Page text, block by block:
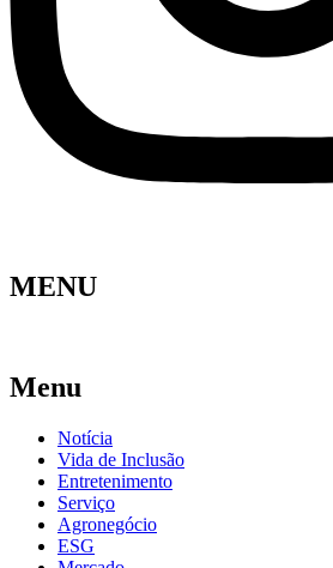
MENU
Menu
Notícia
Vida de Inclusão
Entretenimento
Serviço
Agronegócio
ESG